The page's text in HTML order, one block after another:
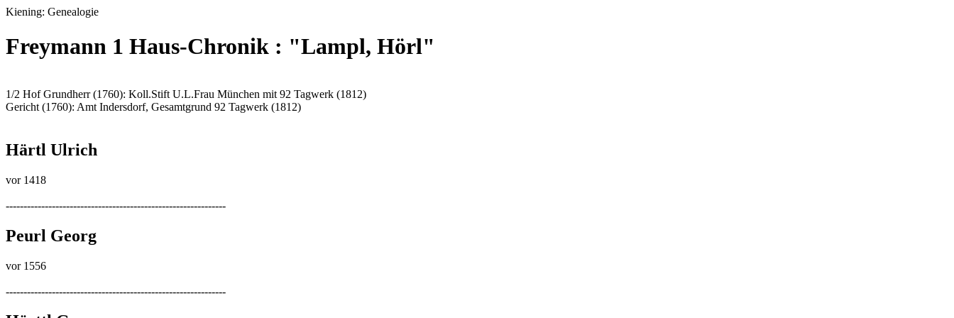
Kiening: Genealogie
Freymann 1 Haus-Chronik : "Lampl, Hörl"
1/2 Hof Grundherr (1760): Koll.Stift U.L.Frau München mit 92 Tagwerk (1812)
Gericht (1760): Amt Indersdorf, Gesamtgrund 92 Tagwerk (1812)
Härtl Ulrich
vor 1418
--------------------------------------------------------------
Peurl Georg
vor 1556
--------------------------------------------------------------